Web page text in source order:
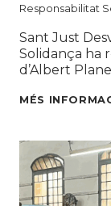
Responsabilitat
Sant Just
Solidança ha
d’Albert
MÉS